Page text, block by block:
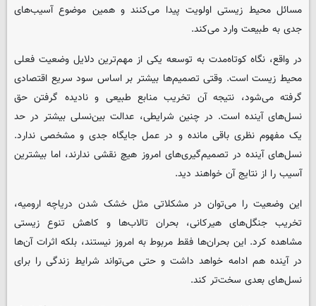
مسائل محیط زیستی اولویت پیدا می‌کنند و همین موضوع آسیب‌های
جدی به طبیعت وارد می‌کند.
در واقع، نگاه کوتاه‌مدت به توسعه یکی از مهم‌ترین دلایل وضعیت فعلی
محیط زیست است. وقتی تصمیم‌ها بیشتر بر اساس سود سریع اقتصادی
گرفته می‌شود، نتیجه آن تخریب منابع طبیعی و نادیده گرفتن حق
نسل‌های آینده است. در چنین شرایطی، عدالت بین‌نسلی بیشتر در حد
یک مفهوم نظری باقی مانده و در عمل جایگاه جدی و مشخصی ندارد.
نسل‌های آینده در تصمیم‌گیری‌های امروز هیچ نقشی ندارند، اما بیشترین
آسیب را از نتایج آن خواهند دید.
این وضعیت را می‌توان در مشکلاتی مثل خشک شدن دریاچه ارومیه،
تخریب جنگل‌های هیرکانی، بحران تالاب‌ها و کاهش تنوع زیستی
مشاهده کرد. این بحران‌ها فقط مربوط به امروز نیستند، بلکه اثرات آن‌ها
در آینده هم ادامه خواهد داشت و حتی می‌تواند شرایط زندگی را برای
نسل‌های بعدی سخت‌تر کند.